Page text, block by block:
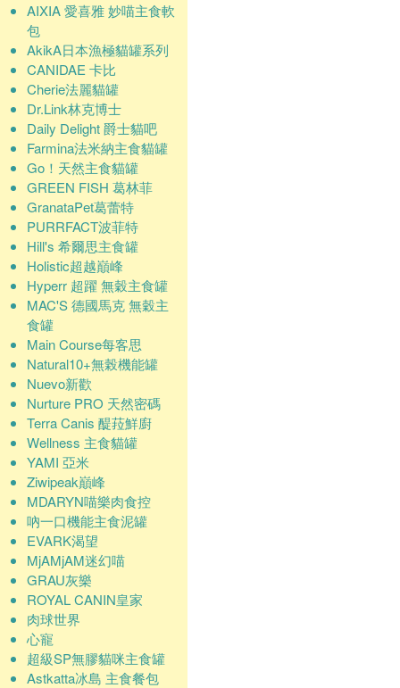
AIXIA 愛喜雅 妙喵主食軟
包
AkikA日本漁極貓罐系列
CANIDAE 卡比
Cherie法麗貓罐
Dr.Link林克博士
Daily Delight 爵士貓吧
Farmina法米納主食貓罐
Go！天然主食貓罐
GREEN FISH 葛林菲
GranataPet葛蕾特
PURRFACT波菲特
Hill's 希爾思主食罐
Holistic超越巔峰
Hyperr 超躍 無穀主食罐
MAC'S 德國馬克 無穀主
食罐
Main Course每客思
Natural10+無榖機能罐
Nuevo新歡
Nurture PRO 天然密碼
Terra Canis 醍菈鮮廚
Wellness 主食貓罐
YAMI 亞米
Ziwipeak巔峰
MDARYN喵樂肉食控
吶一口機能主食泥罐
EVARK渴望
MjAMjAM迷幻喵
GRAU灰樂
ROYAL CANIN皇家
肉球世界
心寵
超級SP無膠貓咪主食罐
Astkatta冰島 主食餐包